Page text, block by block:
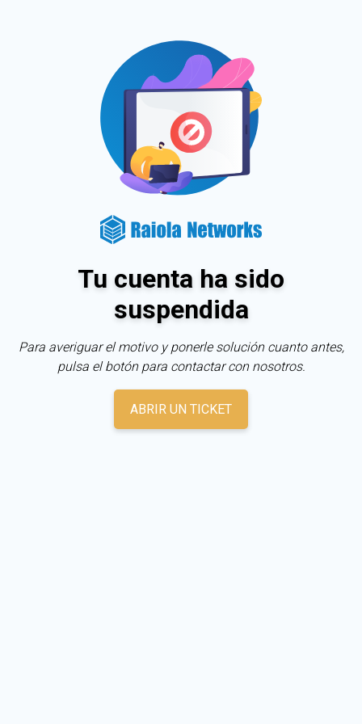
Tu cuenta ha sido
suspendida
Para averiguar el motivo y ponerle solución cuanto antes,
pulsa el botón para contactar con nosotros.
ABRIR UN TICKET